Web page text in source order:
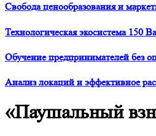
Свобода ценообразования и
Технологическая экосистема 150
Обучение предпринимателей без
Анализ локаций и эффективное
«Паушальный